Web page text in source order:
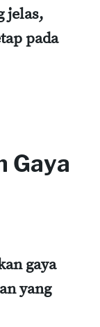
jelas,
pada
Gaya
gaya
yang